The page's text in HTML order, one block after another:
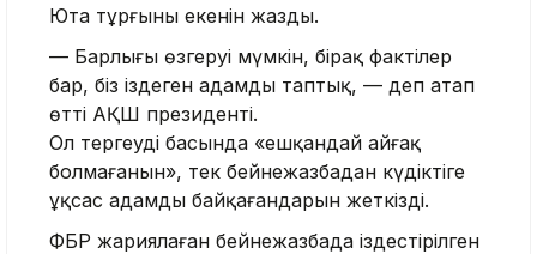
Юта тұрғыны екенін жазды.
— Барлығы өзгеруі мүмкін, бірақ фактілер
бар, біз іздеген адамды таптық, — деп атап
өтті АҚШ президенті.
Ол тергеудің басында «ешқандай айғақ
болмағанын», тек бейнежазбадан күдіктіге
ұқсас адамды байқағандарын жеткізді.
ФБР жариялаған бейнежазбада іздестірілген